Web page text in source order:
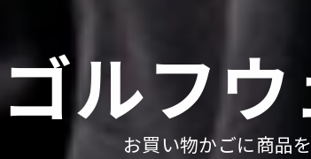
ゴルフ
お買い物かごに商品